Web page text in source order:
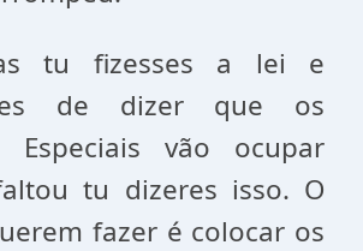
tu fizesses a lei e
de dizer que os
Especiais vão ocupar
tu dizeres isso. O
fazer é colocar os